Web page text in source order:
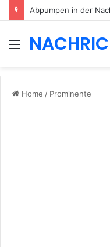
Menu
Home / Prominente